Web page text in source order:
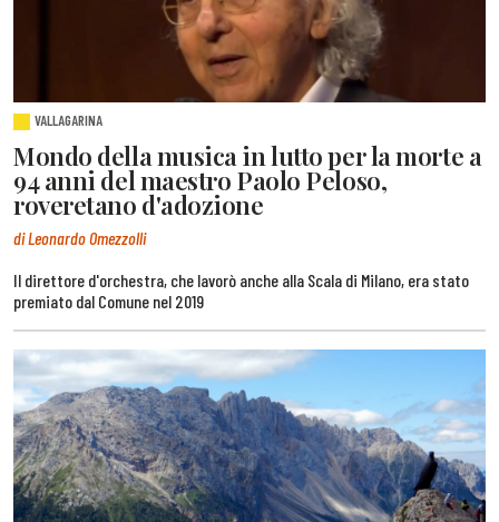
VALLAGARINA
Mondo della musica in lutto per la morte a
94 anni del maestro Paolo Peloso,
roveretano d'adozione
di Leonardo Omezzolli
Il direttore d'orchestra, che lavorò anche alla Scala di Milano, era stato
premiato dal Comune nel 2019